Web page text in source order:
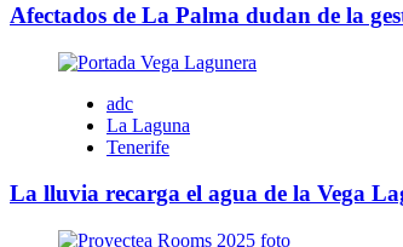
Afectados de La Palma dudan de la
adc
La Laguna
Tenerife
La lluvia recarga el agua de la Vega